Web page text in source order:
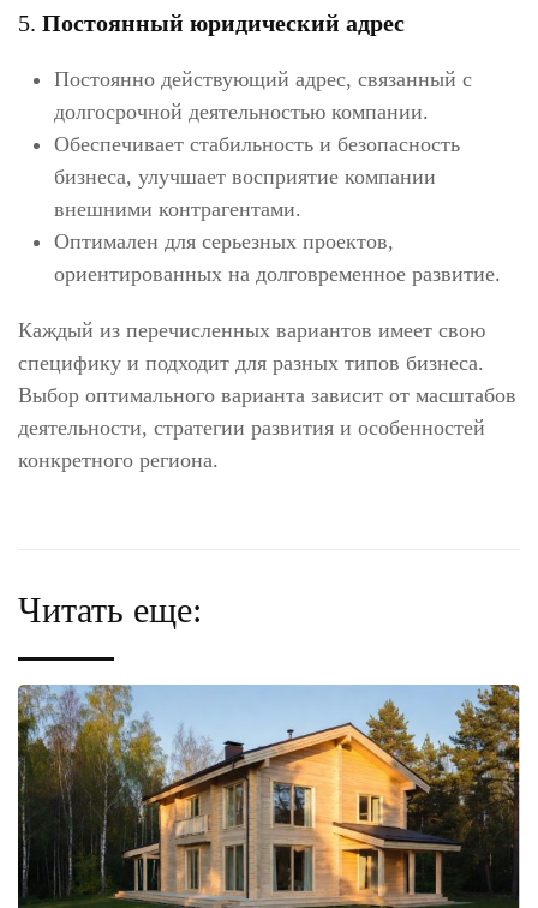
5. Постоянный юридический адрес
Постоянно действующий адрес, связанный с
долгосрочной деятельностью компании.
Обеспечивает стабильность и безопасность
бизнеса, улучшает восприятие компании
внешними контрагентами.
Оптимален для серьезных проектов,
ориентированных на долговременное развитие.
Каждый из перечисленных вариантов имеет свою
специфику и подходит для разных типов бизнеса.
Выбор оптимального варианта зависит от масштабов
деятельности, стратегии развития и особенностей
конкретного региона.
Читать еще: